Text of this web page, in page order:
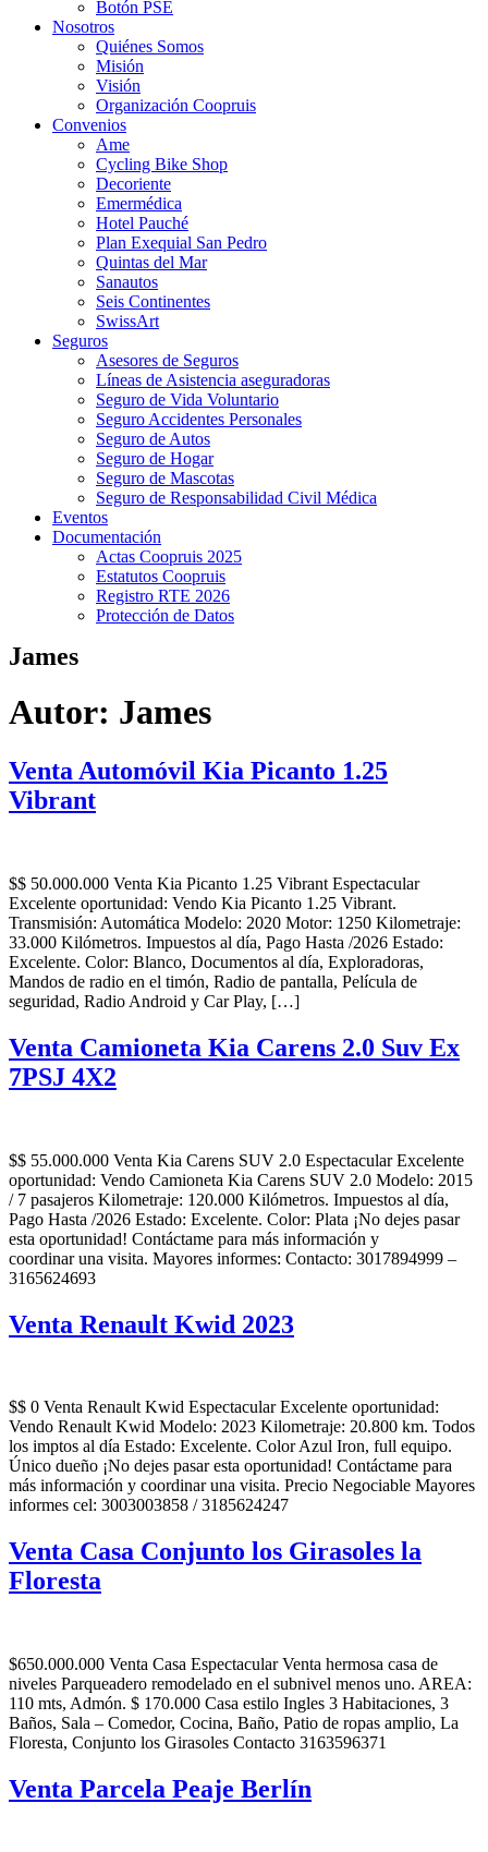
Botón PSE
Nosotros
Quiénes Somos
Misión
Visión
Organización Coopruis
Convenios
Ame
Cycling Bike Shop
Decoriente
Emermédica
Hotel Pauché
Plan Exequial San Pedro
Quintas del Mar
Sanautos
Seis Continentes
SwissArt
Seguros
Asesores de Seguros
Líneas de Asistencia aseguradoras
Seguro de Vida Voluntario
Seguro Accidentes Personales
Seguro de Autos
Seguro de Hogar
Seguro de Mascotas
Seguro de Responsabilidad Civil Médica
Eventos
Documentación
Actas Coopruis 2025
Estatutos Coopruis
Registro RTE 2026
Protección de Datos
James
Autor: James
Venta Automóvil Kia Picanto 1.25
Vibrant
$$ 50.000.000 Venta Kia Picanto 1.25 Vibrant Espectacular
Excelente oportunidad: Vendo Kia Picanto 1.25 Vibrant.
Transmisión: Automática Modelo: 2020 Motor: 1250 Kilometraje:
33.000 Kilómetros. Impuestos al día, Pago Hasta /2026 Estado:
Excelente. Color: Blanco, Documentos al día, Exploradoras,
Mandos de radio en el timón, Radio de pantalla, Película de
seguridad, Radio Android y Car Play, […]
Venta Camioneta Kia Carens 2.0 Suv Ex
7PSJ 4X2
$$ 55.000.000 Venta Kia Carens SUV 2.0 Espectacular Excelente
oportunidad: Vendo Camioneta Kia Carens SUV 2.0 Modelo: 2015
/ 7 pasajeros Kilometraje: 120.000 Kilómetros. Impuestos al día,
Pago Hasta /2026 Estado: Excelente. Color: Plata ¡No dejes pasar
esta oportunidad! Contáctame para más información y
coordinar una visita. Mayores informes: Contacto: 3017894999 –
3165624693
Venta Renault Kwid 2023
$$ 0 Venta Renault Kwid Espectacular Excelente oportunidad:
Vendo Renault Kwid Modelo: 2023 Kilometraje: 20.800 km. Todos
los imptos al día Estado: Excelente. Color Azul Iron, full equipo.
Único dueño ¡No dejes pasar esta oportunidad! Contáctame para
más información y coordinar una visita. Precio Negociable Mayores
informes cel: 3003003858 / 3185624247
Venta Casa Conjunto los Girasoles la
Floresta
$650.000.000 Venta Casa Espectacular Venta hermosa casa de
niveles Parqueadero remodelado en el subnivel menos uno. AREA:
110 mts, Admón. $ 170.000 Casa estilo Ingles 3 Habitaciones, 3
Baños, Sala – Comedor, Cocina, Baño, Patio de ropas amplio, La
Floresta, Conjunto los Girasoles Contacto 3163596371
Venta Parcela Peaje Berlín